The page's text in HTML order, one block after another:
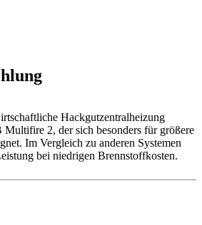
Hackgutzentralheizung
2, der sich besonders für größere
Im Vergleich zu anderen Systemen
bei niedrigen Brennstoffkosten.